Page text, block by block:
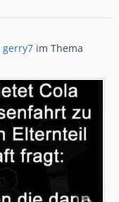
gerry7 im Thema